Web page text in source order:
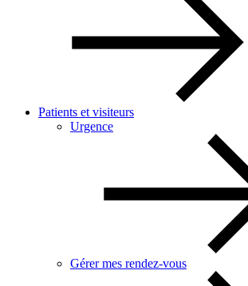
Patients et visiteurs
Urgence
Gérer mes rendez-vous